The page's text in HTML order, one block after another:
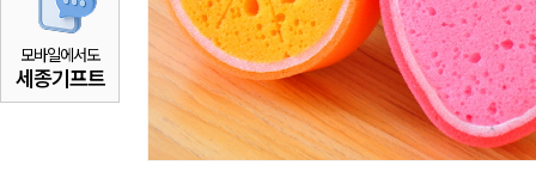
모바일에서도
세종기프트